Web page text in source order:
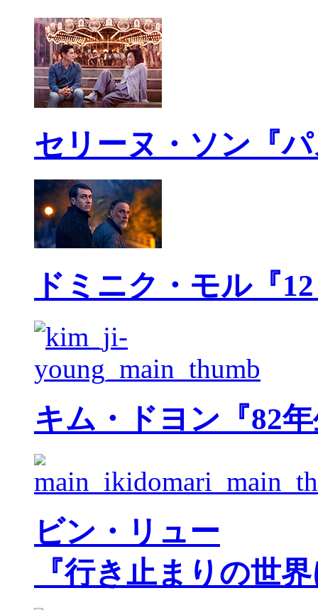
セリーヌ・ソン『
ドミニク・モル『
キム・ドヨン『82
ビン・リュー
『行き止まりの世